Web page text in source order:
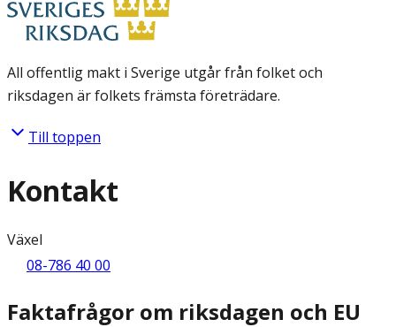
All offentlig makt i Sverige utgår från folket och
riksdagen är folkets främsta företrädare.
Till toppen
Kontakt
Växel
08-786 40 00
Faktafrågor om riksdagen och EU